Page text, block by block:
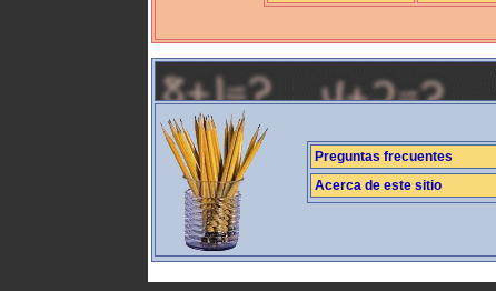
Preguntas frecuentes
Acerca de este sitio